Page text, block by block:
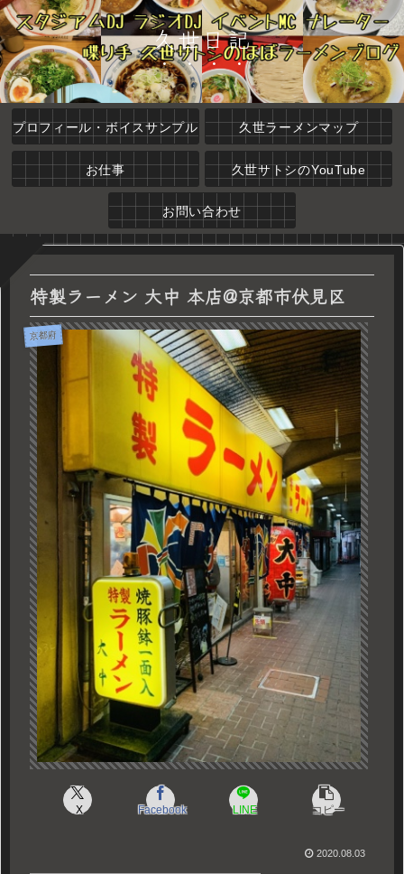
久世日記
プロフィール・ボイスサンプル 久世ラーメンマップ
お仕事 久世サトシのYouTube
お問い合わせ
特製ラーメン 大中 本店@京都市伏見区
京都府
X Facebook LINE コピー
2020.08.03